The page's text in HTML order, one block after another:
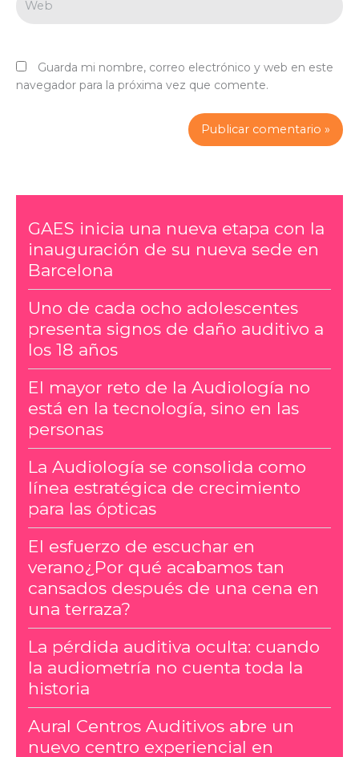
Guarda mi nombre, correo electrónico y web en este
navegador para la próxima vez que comente.
GAES inicia una nueva etapa con la
inauguración de su nueva sede en
Barcelona
Uno de cada ocho adolescentes
presenta signos de daño auditivo a
los 18 años
El mayor reto de la Audiología no
está en la tecnología, sino en las
personas
La Audiología se consolida como
línea estratégica de crecimiento
para las ópticas
El esfuerzo de escuchar en
verano¿Por qué acabamos tan
cansados después de una cena en
una terraza?
La pérdida auditiva oculta: cuando
la audiometría no cuenta toda la
historia
Aural Centros Auditivos abre un
nuevo centro experiencial en